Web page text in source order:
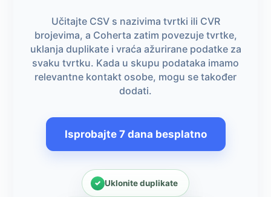
Učitajte CSV s nazivima tvrtki ili CVR
brojevima, a Coherta zatim povezuje tvrtke,
uklanja duplikate i vraća ažurirane podatke za
svaku tvrtku. Kada u skupu podataka imamo
relevantne kontakt osobe, mogu se također
dodati.
Isprobajte 7 dana besplatno
Uklonite duplikate